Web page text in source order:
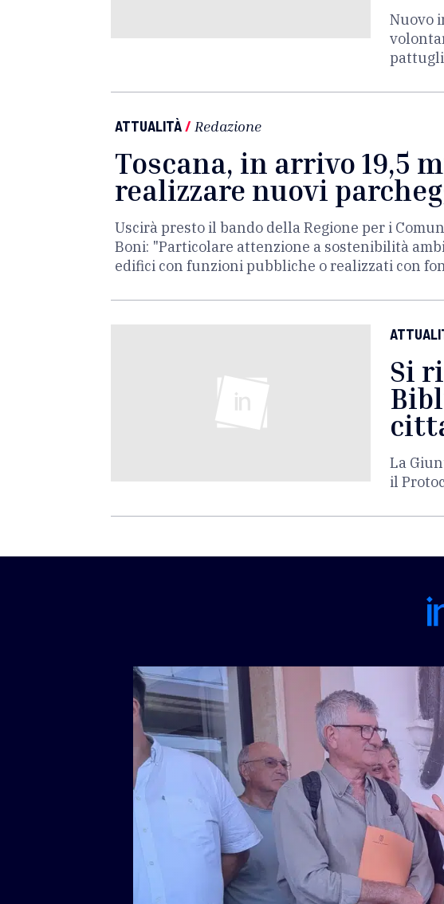
Nuovo
ATTUALITÀ/ Redazione
Toscana, in arrivo 19,5
realizzare nuovi
Uscirà presto il bando della Regione per i
Boni: "Particolare attenzione a sostenibilità
edifici con funzioni pubbliche o realizzati con
Si
La
il